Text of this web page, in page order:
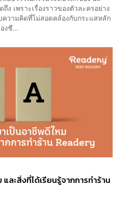
เพราะเรื่องราวของตัวละครอย่าง
ความคิดที่ไม่สอดคล้องกับกระแสหลัก
งชี...
ละสิ่งที่ได้เรียนรู้จากการทำร้าน